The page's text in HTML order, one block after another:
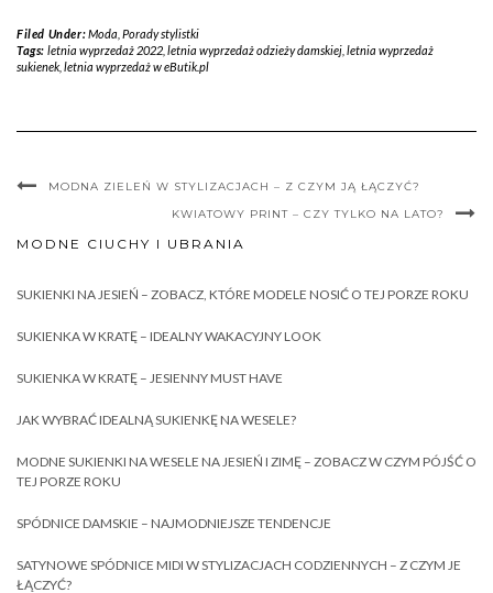
Filed Under:Moda Porady stylistki
Tags: letnia wyprzedaż 2022, letnia wyprzedaż odzieży damskiej, letnia wyprzedaż
sukienek letnia wyprzedaż w eButik.pl
MODNA ZIELEŃ W STYLIZACJACH – Z CZYM JĄ ŁĄCZYĆ?
KWIATOWY PRINT – CZY TYLKO NA LATO?
MODNE CIUCHY I UBRANIA
SUKIENKI NA JESIEŃ – ZOBACZ, KTÓRE MODELE NOSIĆ O TEJ PORZE ROKU
SUKIENKA W KRATĘ – IDEALNY WAKACYJNY LOOK
SUKIENKA W KRATĘ – JESIENNY MUST HAVE
JAK WYBRAĆ IDEALNĄ SUKIENKĘ NA WESELE?
MODNE SUKIENKI NA WESELE NA JESIEŃ I ZIMĘ – ZOBACZ W CZYM PÓJŚĆ O
TEJ PORZE ROKU
SPÓDNICE DAMSKIE – NAJMODNIEJSZE TENDENCJE
SATYNOWE SPÓDNICE MIDI W STYLIZACJACH CODZIENNYCH – Z CZYM JE
ŁĄCZYĆ?